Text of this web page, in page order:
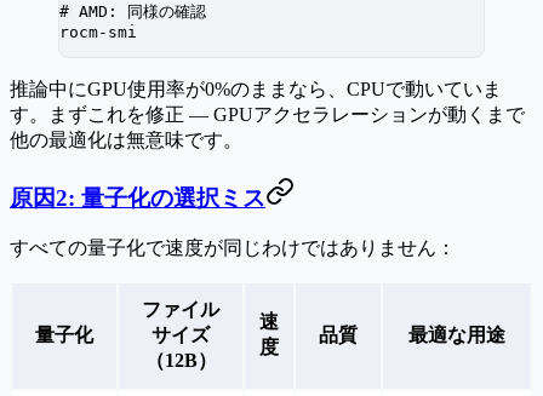
# AMD: 同様の確認
rocm-smi
推論中にGPU使用率が0%のままなら、CPUで動いていま
す。まずこれを修正 — GPUアクセラレーションが動くまで
他の最適化は無意味です。
原因2: 量子化の選択ミス
すべての量子化で速度が同じわけではありません：
量子化
ファイル
サイズ
（12B）
速
度
品質 最適な用途